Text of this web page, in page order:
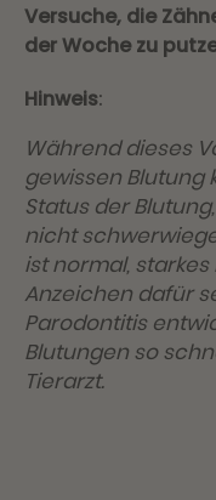
Versuche, die
der Woche zu
Hinweis:
Während dieses
gewissen Blutung
Status der
nicht
ist normal,
Anzeichen dafür
Parodontitis
Blutungen so
Tierarzt.